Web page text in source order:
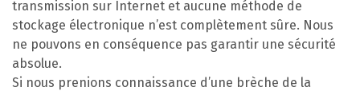
transmission sur Internet et aucune méthode de
stockage électronique n’est complètement sûre. Nous
ne pouvons en conséquence pas garantir une sécurité
absolue.
Si nous prenions connaissance d’une brèche de la